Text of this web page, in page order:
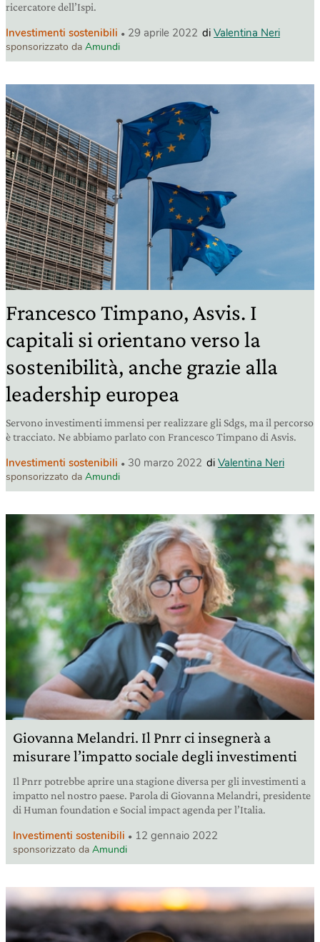
ricercatore dell’Ispi.
Investimenti sostenibili 29 aprile 2022 di Valentina Neri
sponsorizzato da Amundi
Francesco Timpano, Asvis. I
capitali si orientano verso la
sostenibilità, anche grazie alla
leadership europea
Servono investimenti immensi per realizzare gli Sdgs, ma il percorso
è tracciato. Ne abbiamo parlato con Francesco Timpano di Asvis.
Investimenti sostenibili 30 marzo 2022 di Valentina Neri
sponsorizzato da Amundi
Giovanna Melandri. Il Pnrr ci insegnerà a
misurare l’impatto sociale degli investimenti
Il Pnrr potrebbe aprire una stagione diversa per gli investimenti a
impatto nel nostro paese. Parola di Giovanna Melandri, presidente
di Human foundation e Social impact agenda per l’Italia.
Investimenti sostenibili 12 gennaio 2022
sponsorizzato da Amundi